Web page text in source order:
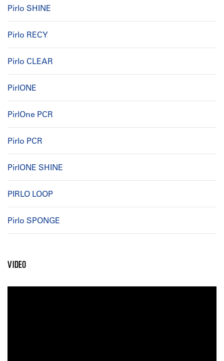
Pirlo SHINE
Pirlo RECY
Pirlo CLEAR
PirlONE
PirlOne PCR
Pirlo PCR
PirlONE SHINE
PIRLO LOOP
Pirlo SPONGE
VIDEO